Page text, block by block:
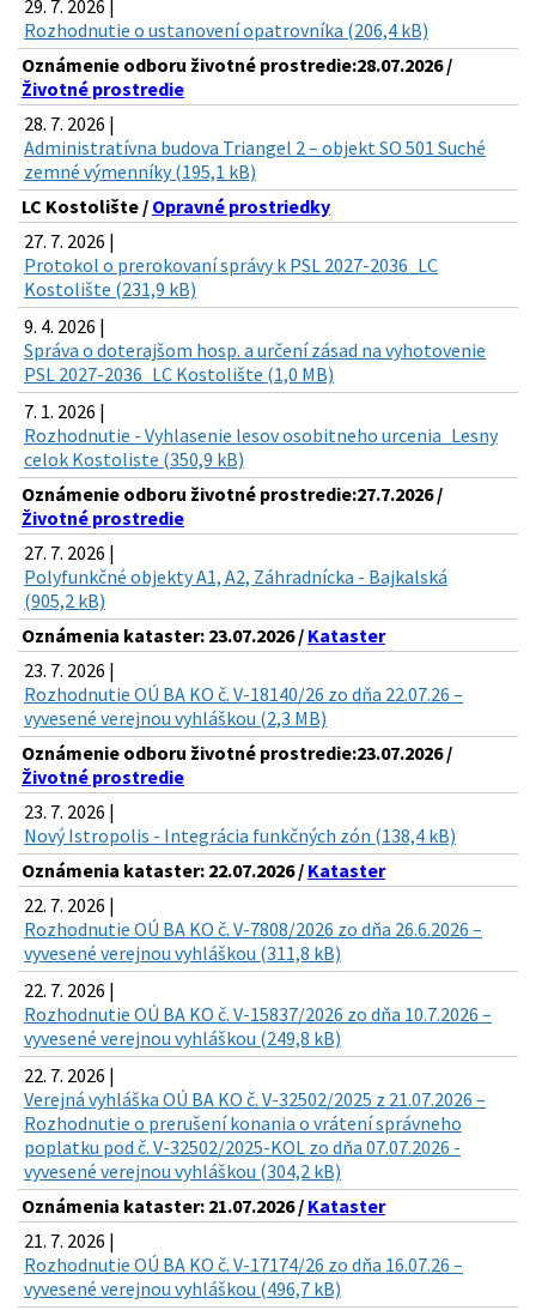
29. 7. 2026 |
Rozhodnutie o ustanovení opatrovníka (206,4 kB)
Oznámenie odboru životné prostredie:28.07.2026 /
Životné prostredie
28. 7. 2026 |
Administratívna budova Triangel 2 – objekt SO 501 Suché
zemné výmenníky (195,1 kB)
LC Kostolište / Opravné prostriedky
27. 7. 2026 |
Protokol o prerokovaní správy k PSL 2027-2036_LC
Kostolište (231,9 kB)
9. 4. 2026 |
Správa o doterajšom hosp. a určení zásad na vyhotovenie
PSL 2027-2036_LC Kostolište (1,0 MB)
7. 1. 2026 |
Rozhodnutie - Vyhlasenie lesov osobitneho urcenia_Lesny
celok Kostoliste (350,9 kB)
Oznámenie odboru životné prostredie:27.7.2026 /
Životné prostredie
27. 7. 2026 |
Polyfunkčné objekty A1, A2, Záhradnícka - Bajkalská
(905,2 kB)
Oznámenia kataster: 23.07.2026 / Kataster
23. 7. 2026 |
Rozhodnutie OÚ BA KO č. V-18140/26 zo dňa 22.07.26 –
vyvesené verejnou vyhláškou (2,3 MB)
Oznámenie odboru životné prostredie:23.07.2026 /
Životné prostredie
23. 7. 2026 |
Nový Istropolis - Integrácia funkčných zón (138,4 kB)
Oznámenia kataster: 22.07.2026 / Kataster
22. 7. 2026 |
Rozhodnutie OÚ BA KO č. V-7808/2026 zo dňa 26.6.2026 –
vyvesené verejnou vyhláškou (311,8 kB)
22. 7. 2026 |
Rozhodnutie OÚ BA KO č. V-15837/2026 zo dňa 10.7.2026 –
vyvesené verejnou vyhláškou (249,8 kB)
22. 7. 2026 |
Verejná vyhláška OÚ BA KO č. V-32502/2025 z 21.07.2026 –
Rozhodnutie o prerušení konania o vrátení správneho
poplatku pod č. V-32502/2025-KOL zo dňa 07.07.2026 -
vyvesené verejnou vyhláškou (304,2 kB)
Oznámenia kataster: 21.07.2026 / Kataster
21. 7. 2026 |
Rozhodnutie OÚ BA KO č. V-17174/26 zo dňa 16.07.26 –
vyvesené verejnou vyhláškou (496,7 kB)